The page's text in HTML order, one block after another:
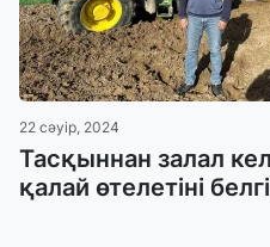
22 сәуір, 2024
Тасқыннан залал
қалай өтелетіні